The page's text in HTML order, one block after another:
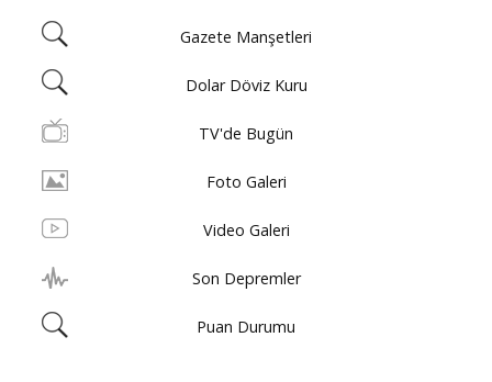
Gazete Manşetleri
Dolar Döviz Kuru
TV'de Bugün
Foto Galeri
Video Galeri
Son Depremler
Puan Durumu